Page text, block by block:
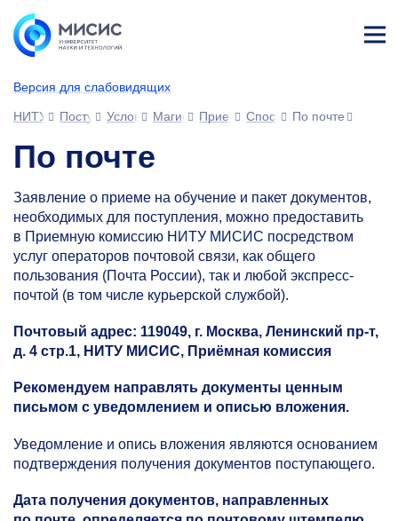
Версия для слабовидящих
ине
НИТУ МИСИСПоступающимУсловия приемаМагистратура и специализированное
Прием документов
Способы подачи и адрес
По почте
По почте
Заявление о приеме на обучение и пакет документов,
необходимых для поступления, можно предоставить
в Приемную комиссию НИТУ МИСИС посредством
услуг операторов почтовой связи, как общего
пользования (Почта России), так и любой экспресс-
почтой (в том числе курьерской службой).
Почтовый адрес: 119049, г. Москва, Ленинский пр-т,
д. 4 стр.1, НИТУ МИСИС, Приёмная комиссия
Рекомендуем направлять документы ценным
письмом с уведомлением и описью вложения.
Уведомление и опись вложения являются основанием
подтверждения получения документов поступающего.
Дата получения документов, направленных